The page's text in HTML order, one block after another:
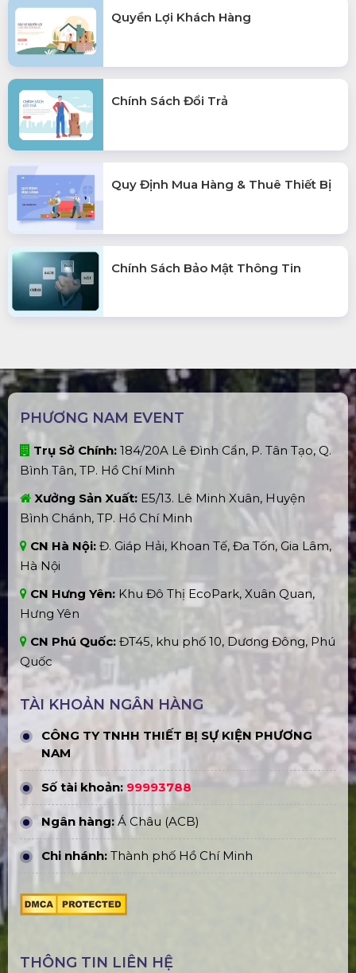
Quyền Lợi Khách Hàng
Chính Sách Đổi Trả
Quy Định Mua Hàng & Thuê Thiết Bị
Chính Sách Bảo Mật Thông Tin
PHƯƠNG NAM EVENT
Trụ Sở Chính: 184/20A Lê Đình Cẩn, P. Tân Tạo, Q.
Bình Tân, TP. Hồ Chí Minh
Xưởng Sản Xuất: E5/13. Lê Minh Xuân, Huyện
Bình Chánh, TP. Hồ Chí Minh
CN Hà Nội: Đ. Giáp Hải, Khoan Tế, Đa Tốn, Gia Lâm,
Hà Nội
CN Hưng Yên: Khu Đô Thị EcoPark, Xuân Quan,
Hưng Yên
CN Phú Quốc: ĐT45, khu phố 10, Dương Đông, Phú
Quốc
TÀI KHOẢN NGÂN HÀNG
CÔNG TY TNHH THIẾT BỊ SỰ KIỆN PHƯƠNG
NAM
Số tài khoản: 99993788
Ngân hàng: Á Châu (ACB)
Chi nhánh: Thành phố Hồ Chí Minh
THÔNG TIN LIÊN HỆ